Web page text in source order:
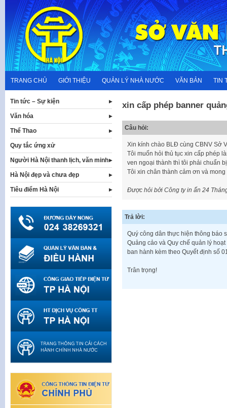
content
TRANG CHỦ GIỚI THIỆU QUẢN LÝ NHÀ NƯỚC VĂN BẢN TIN
xin cấp phép banner
Câu hỏi:
Xin kính chào BLĐ cùng CBNV Sở
Tôi muốn hỏi thủ tục xin cấp phép
ven ngoại thành thì tôi phải chuẩn
Tôi xin chân thành cảm ơn và
Được hỏi bởi Công ty in ấn 24
Trả lời:
Quý công dân thực hiện thông báo
Quảng cảo và Quy chế quản lý
ban hành kèm theo Quyết định số
Trân trọng!
Tin tức – Sự kiện
Văn hóa
Thể Thao
Quy tắc ứng xử
Người Hà Nội thanh lịch, văn minh
Hà Nội đẹp và chưa đẹp
Tiêu điểm Hà Nội